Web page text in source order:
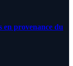
en provenance du